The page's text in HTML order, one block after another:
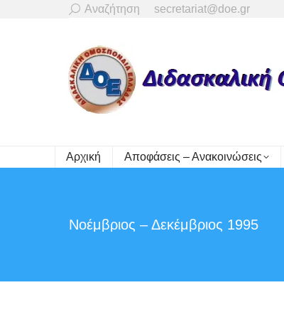
Search:
Αναζήτηση secretariat@doe.gr
Αρχική Αποφάσεις – Ανακοινώσεις
Νοέμβριος – Δεκέμβριος 1995